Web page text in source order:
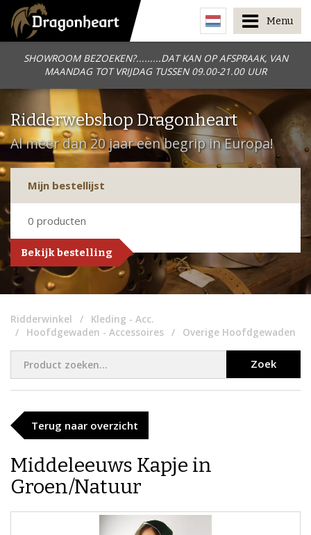
SHOWROOM BEZOEKEN?.........DAT KAN OP AFSPRAAK, VAN
MAANDAG TOT VRIJDAG TUSSEN 09.00-21.00 UUR
Menu
Ridderwebshop Dragonheart
Al meer dan 20 jaar een begrip in Europa!
Mijn bestellijst
0 producten
Bekijk bestelling
Ridderwinkel
Kleding - Acc.
Hoofdgewaden - Accessoires
Overige Hoofdgewaden
Zoek
Terug naar overzicht
Middeleeuws Kapje in
Groen/Natuur